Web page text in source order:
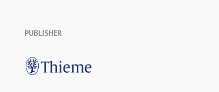
PUBLISHER